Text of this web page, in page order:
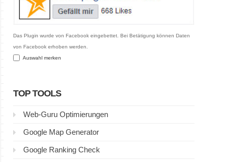
Das Plugin wurde von Facebook eingebettet. Bei Betätigung können Daten
von Facebook erhoben werden.
Auswahl merken
TOP TOOLS
Web-Guru Optimierungen
Google Map Generator
Google Ranking Check